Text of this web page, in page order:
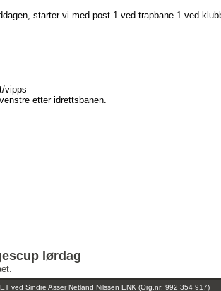
starter vi med post 1 ved trapbane 1 ved
vipps
etter idrettsbanen.
lørdag
ved Sindre Asser Netland Nilssen ENK (Org.nr: 992 354 917)